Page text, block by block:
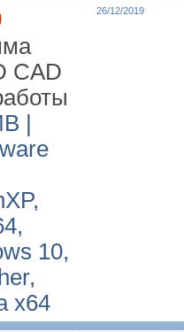
CAD
|
10,
x64
26/12/2019